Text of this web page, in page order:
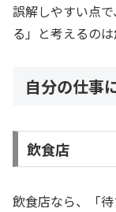
誤解しやすい点
る」と考えるのは
自分の仕事
飲食店
飲食店なら、「